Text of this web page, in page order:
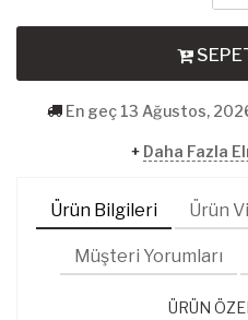
En geç 13 Ağustos,
+ Daha Fazla
Ürün Bilgileri Ürün
Müşteri Yorumları
ÜRÜN